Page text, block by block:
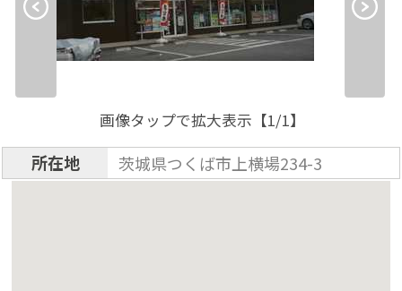
画像タップで拡大表示【1/1】
所在地 茨城県つくば市上横場234-3